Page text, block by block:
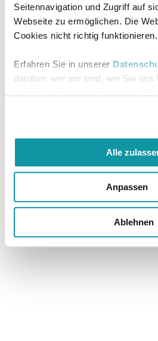
Seitennavigation und Zugriff auf
Webseite zu ermöglichen. Die
Cookies nicht richtig funktionieren.
Erfahren Sie in unserer
darüber, wer wir sind, wie Sie uns
Alle
Anpassen
Ablehnen